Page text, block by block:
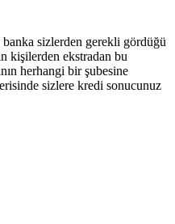
sizlerden gerekli gördüğü
kişilerden ekstradan bu
herhangi bir şubesine
sizlere kredi sonucunuz